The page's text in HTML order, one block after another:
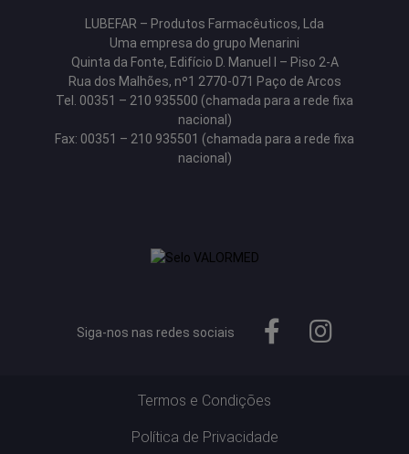
LUBEFAR – Produtos Farmacêuticos, Lda
Uma empresa do grupo Menarini
Quinta da Fonte, Edifício D. Manuel I – Piso 2-A
Rua dos Malhões, nº1 2770-071 Paço de Arcos
Tel. 00351 – 210 935500 (chamada para a rede fixa
nacional)
Fax: 00351 – 210 935501 (chamada para a rede fixa
nacional)
Siga-nos nas redes sociais
Termos e Condições
Política de Privacidade